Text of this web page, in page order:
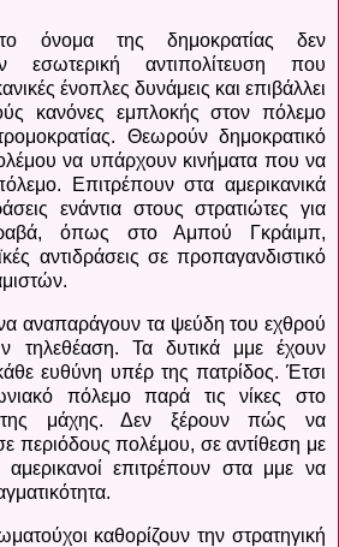
όνομα της δημοκρατίας δεν
εσωτερική αντιπολίτευση που
ένοπλες δυνάμεις και επιβάλλει
κανόνες εμπλοκής στον πόλεμο
Θεωρούν δημοκρατικό
να υπάρχουν κινήματα που να
Επιτρέπουν στα αμερικανικά
ενάντια στους στρατιώτες για
όπως στο Αμπού Γκράιμπ,
αντιδράσεις σε προπαγανδιστικό
αναπαράγουν τα ψεύδη του εχθρού
τηλεθέαση. Τα δυτικά μμε έχουν
ευθύνη υπέρ της πατρίδος. Έτσι
πόλεμο παρά τις νίκες στο
της μάχης. Δεν ξέρουν πώς να
περιόδους πολέμου, σε αντίθεση με
αμερικανοί επιτρέπουν στα μμε να
καθορίζουν την στρατηγική